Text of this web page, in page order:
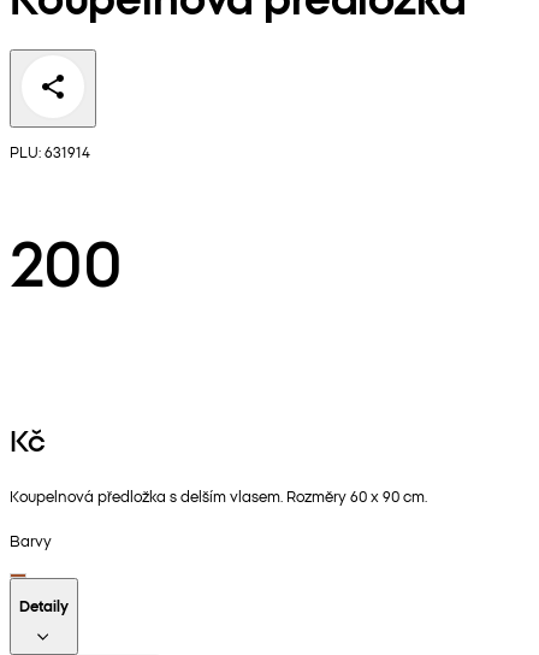
PLU: 631914
200
Kč
Koupelnová předložka s delším vlasem. Rozměry 60 x 90 cm.
Barvy
Detaily